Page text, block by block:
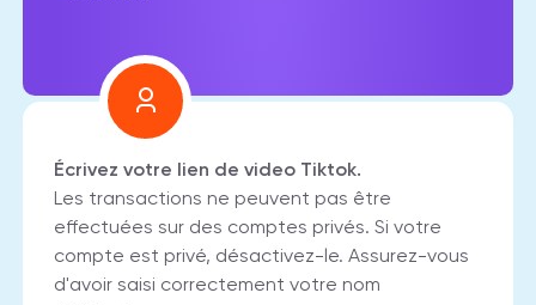
Écrivez votre lien de video Tiktok.
Les transactions ne peuvent pas être
effectuées sur des comptes privés. Si votre
compte est privé, désactivez-le. Assurez-vous
d'avoir saisi correctement votre nom